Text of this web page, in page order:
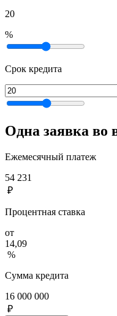
20
%
Срок кредита
Одна заявка во
Ежемесячный платеж
54 231
₽
Процентная ставка
от
14,09
%
Сумма кредита
16 000 000
₽